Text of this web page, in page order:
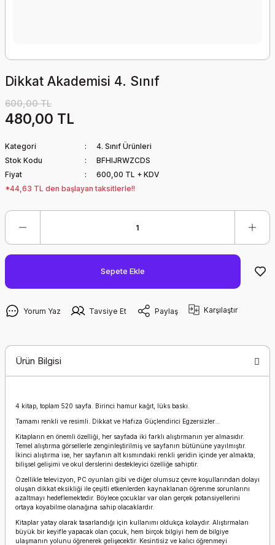
Dikkat Akademisi 4. Sınıf
600,00 TL
480,00 TL
Kategori
4. Sınıf Ürünleri
Stok Kodu
BFHIJRWZCDS
Fiyat
600,00 TL + KDV
*44,63 TL den başlayan taksitlerle!!
Sepete Ekle
Yorum Yaz Tavsiye Et Paylaş Karşılaştır
Ürün Bilgisi
4 kitap, toplam 520 sayfa. Birinci hamur kağıt, lüks baskı.
Tamamı renkli ve resimli. Dikkat ve Hafıza Güçlendirici Egzersizler...
Kitapların en önemli özelliği, her sayfada iki farklı alıştırmanın yer almasıdır.
Temel alıştırma görsellerle zenginleştirilmiş ve sayfanın bütününe yayılmıştır.
İkinci alıştırma ise, her sayfanın alt kısmındaki renkli şeridin içinde yer almakta;
bilişsel gelişimi ve okul derslerini destekleyici özelliğe sahiptir.
Özellikle televizyon, PC oyunları gibi ve diğer olumsuz çevre koşullarından dolayı
oluşan dikkat eksikliği ile çeşitli etkenlerden kaynaklanan öğrenme sorunlarını
azaltmayı hedeflemektedir. Böylece çocuklar var olan gerçek potansiyellerini
ortaya koyabilme olanağına sahip olacaklardır.
Kitaplar yatay olarak tasarlandığı için kullanımı oldukça kolaydır. Alıştırmaları
büyük bir keyifle yapacak olan çocuk, hem birçok bilgiyi hem de bilgiye
ulaşmanın yolunu öğrenerek gelişecektir. Kesintisiz ve kalıcı öğrenmeyi